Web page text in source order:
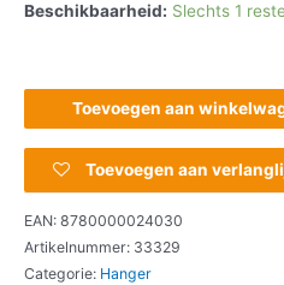
Beschikbaarheid: Slechts 1
Toevoegen aan
Toevoegen aan
EAN: 8780000024030
Artikelnummer: 33329
Categorie: Hanger